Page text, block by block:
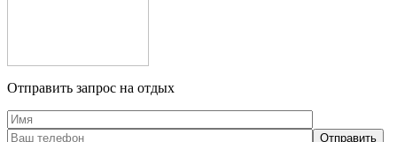
Отправить запрос на отдых